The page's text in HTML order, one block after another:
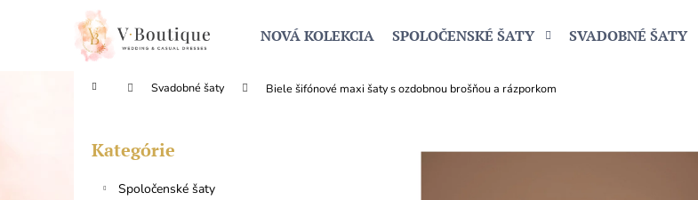
NOVÁ KOLEKCIA SPOLOČENSKÉ ŠATY SVADOBNÉ ŠATY
Domov Svadobné šaty Biele šifónové maxi šaty s ozdobnou brošňou a rázporkom
Preskočiť
kategórie
Kategórie
Spoločenské šaty
Späť
Späť
Čo potrebujete nájsť?